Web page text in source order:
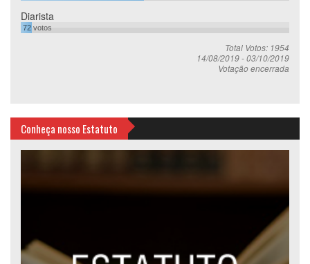
Diarista
72votos
Total Votos: 1954
14/08/2019-03/10/2019
Votação encerrada
Conheça nosso Estatuto